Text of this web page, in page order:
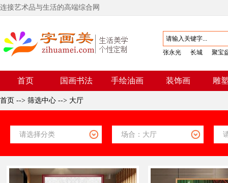
连接艺术品与生活的高端综合网
张永光 长城 聚宝
首页 国画书法 手绘油画 装饰画 雕
首页 --> 筛选中心 --> 大厅